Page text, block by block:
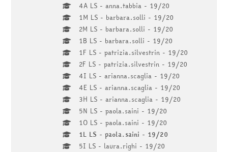
4A LS - anna.tabbia - 19/20
1M LS - barbara.solli - 19/20
2M LS - barbara.solli - 19/20
1B LS - barbara.solli - 19/20
1F LS - patrizia.silvestrin - 19/20
2F LS - patrizia.silvestrin - 19/20
4I LS - arianna.scaglia - 19/20
4E LS - arianna.scaglia - 19/20
3H LS - arianna.scaglia - 19/20
5N LS - paola.saini - 19/20
1O LS - paola.saini - 19/20
1L LS - paola.saini - 19/20
5I LS - laura.righi - 19/20